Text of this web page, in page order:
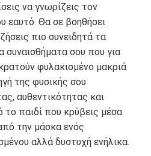
να γνωρίζεις τον
εαυτό. Θα σε βοηθήσει
πιο συνειδητά τα
συναισθήματα σου που για
φυλακισμένο μακριά
της φυσικής σου
αυθεντικότητας και
παιδί που κρύβεις μέσα
την μάσκα ενός
αλλά δυστυχή ενήλικα.